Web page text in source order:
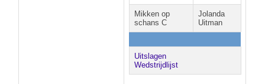
Mikken op
schans C
Jolanda
Uitman
Uitslagen
Wedstrijdlijst